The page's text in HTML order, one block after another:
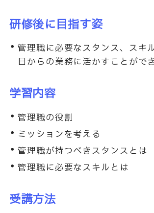
研修後に目指す姿
管理職に必要なスタンス、スキ
日からの業務に活かすことがで
学習内容
管理職の役割
ミッションを考える
管理職が持つべきスタンスとは
管理職に必要なスキルとは
受講方法